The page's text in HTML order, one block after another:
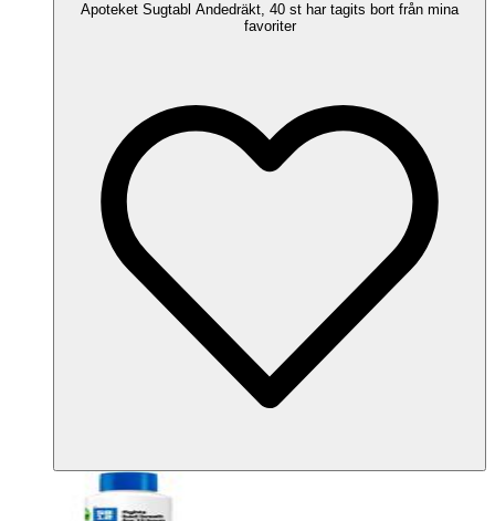
Apoteket Sugtabl Andedräkt, 40 st har tagits bort från mina
favoriter